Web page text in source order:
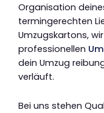
Organisation
termingerechten
Umzugskartons,
professionellen
dein Umzug
verläuft.
Bei uns stehen